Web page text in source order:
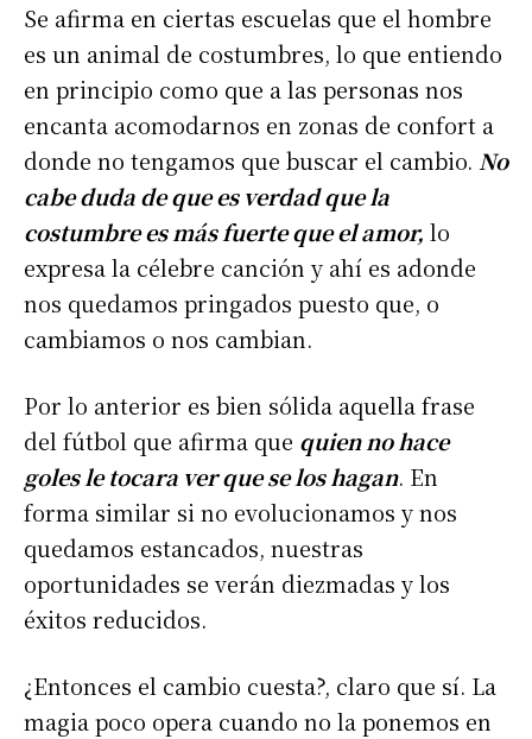
Se afirma en ciertas escuelas que el hombre
es un animal de costumbres, lo que entiendo
en principio como que a las personas nos
encanta acomodarnos en zonas de confort a
donde no tengamos que buscar el cambio. No
cabe duda de que es verdad que la
costumbre es más fuerte que el amor, lo
expresa la célebre canción y ahí es adonde
nos quedamos pringados puesto que, o
cambiamos o nos cambian.
Por lo anterior es bien sólida aquella frase
del fútbol que afirma que quien no hace
goles le tocara ver que se los hagan. En
forma similar si no evolucionamos y nos
quedamos estancados, nuestras
oportunidades se verán diezmadas y los
éxitos reducidos.
¿Entonces el cambio cuesta?, claro que sí. La
magia poco opera cuando no la ponemos en